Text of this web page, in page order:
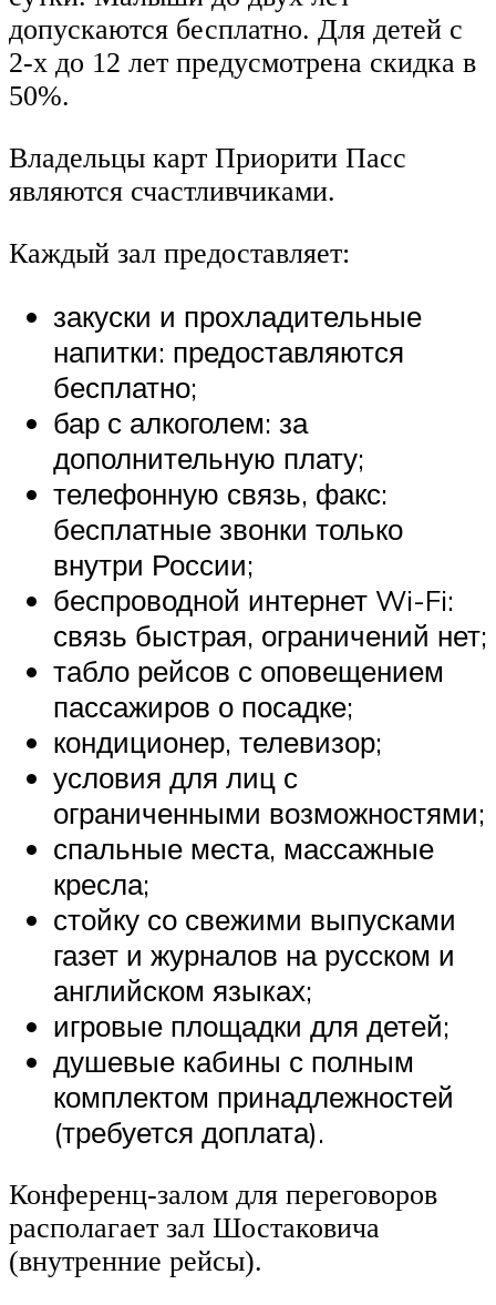
допускаются бесплатно. Для детей с
2-х до 12 лет предусмотрена скидка в
50%.
Владельцы карт Приорити Пасс
являются счастливчиками.
Каждый зал предоставляет:
закуски и прохладительные
напитки: предоставляются
бесплатно;
бар с алкоголем: за
дополнительную плату;
телефонную связь, факс:
бесплатные звонки только
внутри России;
беспроводной интернет Wi-Fi:
связь быстрая, ограничений нет;
табло рейсов с оповещением
пассажиров о посадке;
кондиционер, телевизор;
условия для лиц с
ограниченными возможностями;
спальные места, массажные
кресла;
стойку со свежими выпусками
газет и журналов на русском и
английском языках;
игровые площадки для детей;
душевые кабины с полным
комплектом принадлежностей
(требуется доплата).
Конференц-залом для переговоров
располагает зал Шостаковича
(внутренние рейсы).